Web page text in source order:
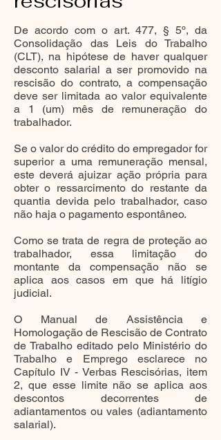
De acordo com o art. 477, § 5º, da
Consolidação das Leis do Trabalho
(CLT), na hipótese de haver qualquer
desconto salarial a ser promovido na
rescisão do contrato, a compensação
deve ser limitada ao valor equivalente
a 1 (um) mês de remuneração do
trabalhador.
Se o valor do crédito do empregador for
superior a uma remuneração mensal,
este deverá ajuizar ação própria para
obter o ressarcimento do restante da
quantia devida pelo trabalhador, caso
não haja o pagamento espontâneo.
Como se trata de regra de proteção ao
trabalhador, essa limitação do
montante da compensação não se
aplica aos casos em que há litígio
judicial.
O Manual de Assistência e
Homologação de Rescisão de Contrato
de Trabalho editado pelo Ministério do
Trabalho e Emprego esclarece no
Capítulo IV - Verbas Rescisórias, item
2, que esse limite não se aplica aos
descontos decorrentes de
adiantamentos ou vales (adiantamento
salarial).